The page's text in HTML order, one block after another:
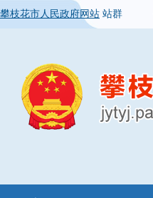
攀枝花市人民政府网站 站群